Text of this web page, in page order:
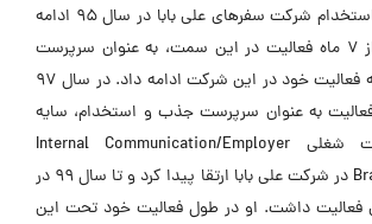
متخصص جذب و استخدام شرکت سفرهای علی بابا در سال 95 ادامه
پیدا کرد. او پس از 7 ماه فعالیت در این سمت، به عنوان سرپرست
جذب و استخدام به فعالیت خود در این شرکت ادامه داد. در سال 97
به عنوان سرپرست جذب و استخدام، سایه
زارعی به موقعیت شغلی Internal Communication/Employer
Branding Supervisor در شرکت علی بابا ارتقا پیدا کرد و تا سال 99 در
فعالیت داشت. او در طول فعالیت خود تحت این